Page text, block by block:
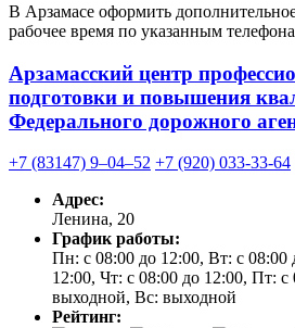
В Арзамасе оформить
рабочее время по указанным
Арзамасский центр
подготовки и повышения
Федерального дорожного
+7 (83147) 9‒04‒52 +7 (920) 033-33-64
Адрес:
Ленина, 20
График работы:
Пн: с 08:00 до 12:00, Вт: с 08:00
12:00, Чт: с 08:00 до 12:00, Пт:
выходной, Вс: выходной
Рейтинг: